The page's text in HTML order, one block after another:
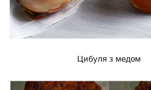
Цибуля з медом